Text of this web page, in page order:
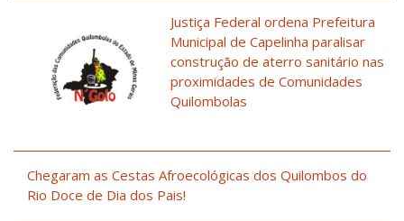
Justiça Federal ordena Prefeitura
Municipal de Capelinha paralisar
construção de aterro sanitário nas
proximidades de Comunidades
Quilombolas
Chegaram as Cestas Afroecológicas dos Quilombos do
Rio Doce de Dia dos Pais!